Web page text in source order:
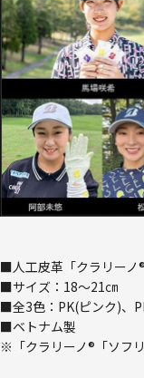
■人工皮革「クラリーノ
■サイズ：18～21㎝
■全3色：PK(ピンク)、
■ベトナム製
※「クラリーノ®「ソフ